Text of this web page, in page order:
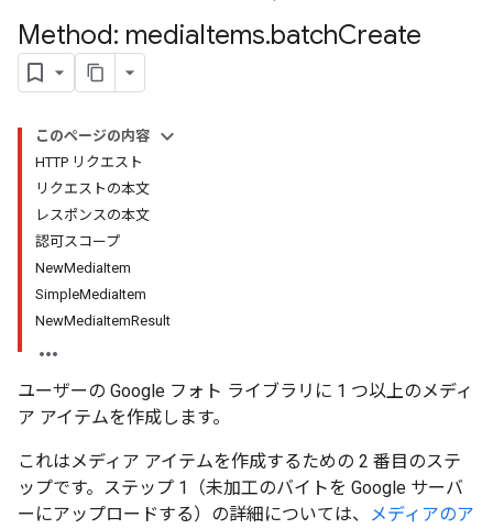
Method: mediaItems.batchCreate
このページの内容
HTTP リクエスト
リクエストの本文
レスポンスの本文
認可スコープ
NewMediaItem
SimpleMediaItem
NewMediaItemResult
ユーザーの Google フォト ライブラリに 1 つ以上のメディ
ア アイテムを作成します。
これはメディア アイテムを作成するための 2 番目のステ
ップです。ステップ 1（未加工のバイトを Google サーバ
ーにアップロードする）の詳細については、
メディアのア